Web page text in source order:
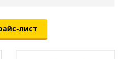
лист